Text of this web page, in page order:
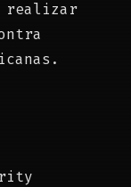
realizar